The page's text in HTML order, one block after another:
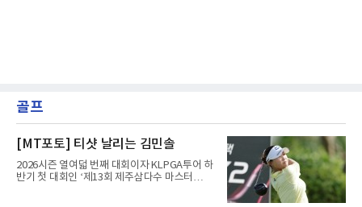
골프
[MT포토] 티샷 날리는 김민솔
2026시즌 열여덟 번째 대회이자 KLPGA투어 하
반기 첫 대회인 ‘제13회 제주삼다수 마스터